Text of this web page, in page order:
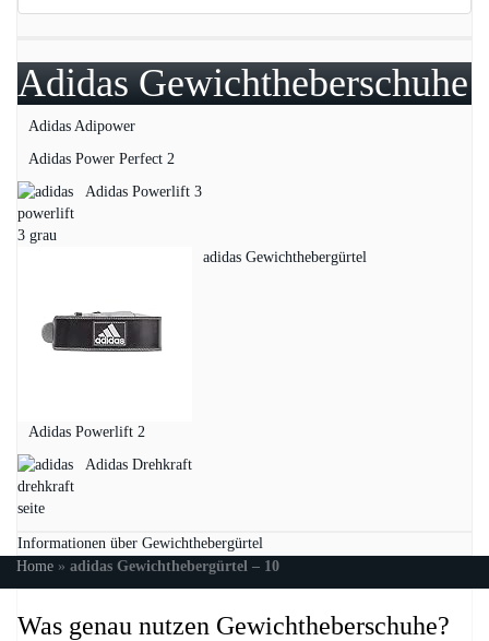
Adidas Gewichtheberschuhe
Adidas Adipower
Adidas Power Perfect 2
Adidas Powerlift 3
adidas Gewichthebergürtel
Adidas Powerlift 2
Adidas Drehkraft
Informationen über Gewichthebergürtel
Home » adidas Gewichthebergürtel – 10
Was genau nutzen Gewichtheberschuhe?